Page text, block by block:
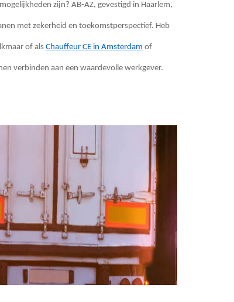
zijn? AB-AZ, gevestigd in Haarlem,
met zekerheid en toekomstperspectief. Heb
of als Chauffeur CE in Amsterdam of
verbinden aan een waardevolle werkgever.